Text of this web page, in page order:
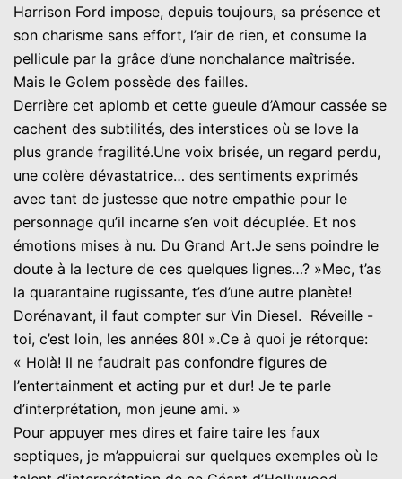
Harrison Ford impose, depuis toujours, sa présence et
son charisme sans effort, l’air de rien, et consume la
pellicule par la grâce d’une nonchalance maîtrisée.
Mais le Golem possède des failles.
Derrière cet aplomb et cette gueule d’Amour cassée se
cachent des subtilités, des interstices où se love la
plus grande fragilité.Une voix brisée, un regard perdu,
une colère dévastatrice… des sentiments exprimés
avec tant de justesse que notre empathie pour le
personnage qu’il incarne s’en voit décuplée. Et nos
émotions mises à nu. Du Grand Art.Je sens poindre le
doute à la lecture de ces quelques lignes…? »Mec, t’as
la quarantaine rugissante, t’es d’une autre planète!
Dorénavant, il faut compter sur Vin Diesel. Réveille -
toi, c’est loin, les années 80! ».Ce à quoi je rétorque:
« Holà! Il ne faudrait pas confondre figures de
l’entertainment et acting pur et dur! Je te parle
d’interprétation, mon jeune ami. »
Pour appuyer mes dires et faire taire les faux
septiques, je m’appuierai sur quelques exemples où le